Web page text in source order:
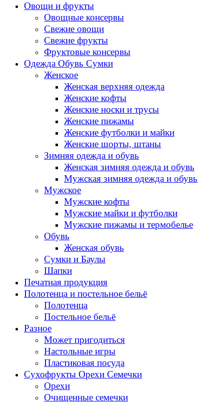
Овощи и фрукты
Овощные консервы
Свежие овощи
Свежие фрукты
Фруктовые консервы
Одежда Обувь Сумки
Женское
Женская верхняя одежда
Женские кофты
Женские носки и трусы
Женские пижамы
Женские футболки и майки
Женские шорты, штаны
Зимняя одежда и обувь
Женская зимняя одежда и обувь
Мужская зимняя одежда и обувь
Мужское
Мужские кофты
Мужские майки и футболки
Мужские пижамы и термобелье
Обувь
Женская обувь
Сумки и Баулы
Шапки
Печатная продукция
Полотенца и постельное бельё
Полотенца
Постельное бельё
Разное
Может пригодиться
Настольные игры
Пластиковая посуда
Сухофрукты Орехи Семечки
Орехи
Очищенные семечки